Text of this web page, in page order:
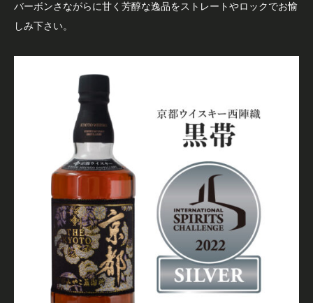
バーボンさながらに甘く芳醇な逸品をストレートやロックでお愉
しみ下さい。